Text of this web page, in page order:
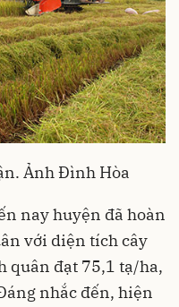
Ảnh Đình Hòa
nay huyện đã hoàn
với diện tích cây
quân đạt 75,1 tạ/ha,
nhắc đến, hiện